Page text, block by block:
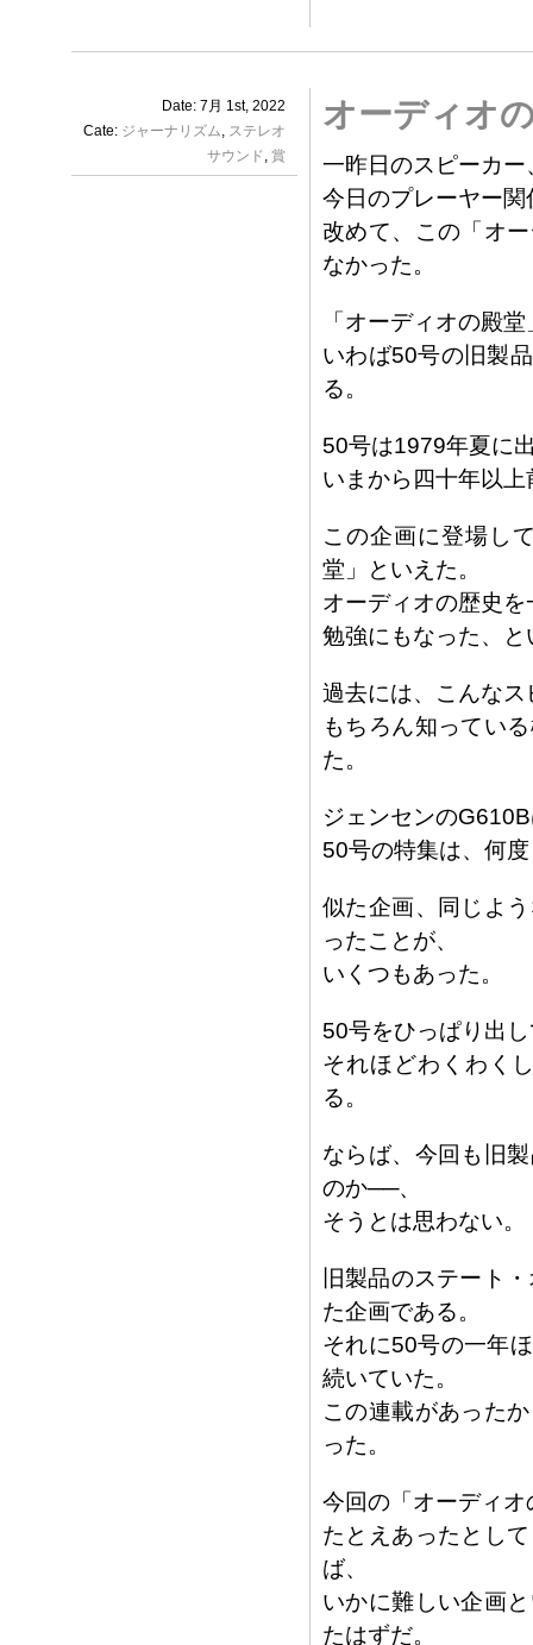
Date: 7月 1st, 2022
Cate: ジャーナリズム, ステレオ
サウンド, 賞
オーディオ
一昨日のスピーカ
今日のプレーヤー
改めて、この「オ
なかった。
「オーディオの殿
いわば50号の旧製
る。
50号は1979年夏に
いまから四十年以上
この企画に登場し
堂」といえた。
オーディオの歴史
勉強にもなった、と
過去には、こんな
もちろん知ってい
た。
ジェンセンの
50号の特集は、何
似た企画、同じよ
ったことが、
いくつもあった。
50号をひっぱり出
それほどわくわく
る。
ならば、今回も旧
のか──、
そうとは思わない。
旧製品のステート
た企画である。
それに50号の一年
続いていた。
この連載があった
った。
今回の「オーディ
たとえあったとし
ば、
いかに難しい企画
たはずだ。